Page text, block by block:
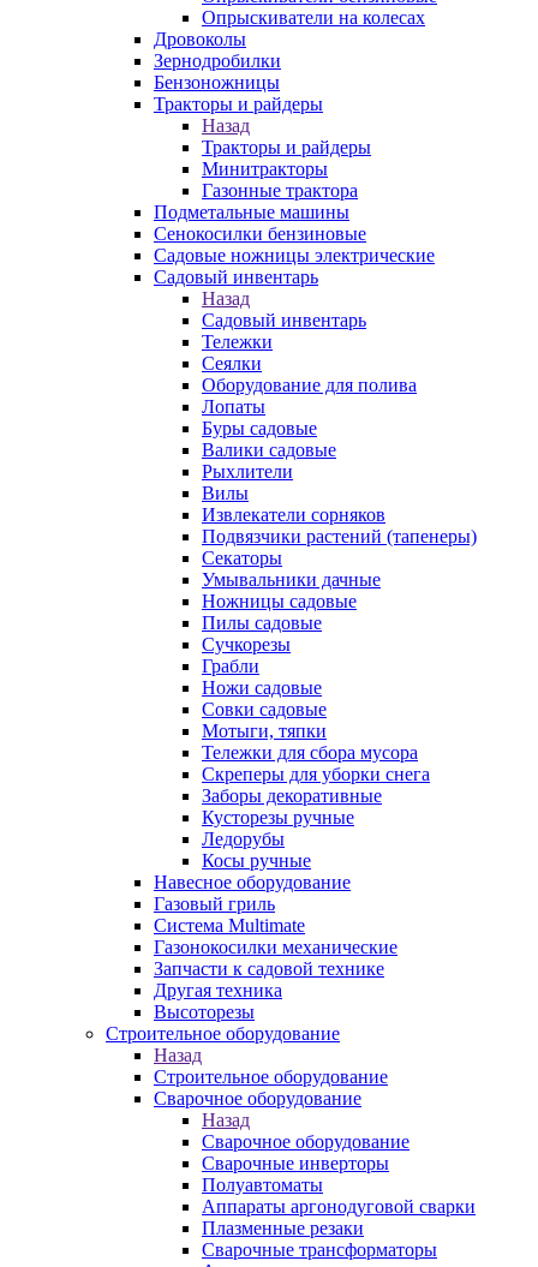
Опрыскиватели на колесах
Дровоколы
Зернодробилки
Бензоножницы
Тракторы и райдеры
Назад
Тракторы и райдеры
Минитракторы
Газонные трактора
Подметальные машины
Сенокосилки бензиновые
Садовые ножницы электрические
Садовый инвентарь
Назад
Садовый инвентарь
Тележки
Сеялки
Оборудование для полива
Лопаты
Буры садовые
Валики садовые
Рыхлители
Вилы
Извлекатели сорняков
Подвязчики растений (тапенеры)
Секаторы
Умывальники дачные
Ножницы садовые
Пилы садовые
Сучкорезы
Грабли
Ножи садовые
Совки садовые
Мотыги, тяпки
Тележки для сбора мусора
Скреперы для уборки снега
Заборы декоративные
Кусторезы ручные
Ледорубы
Косы ручные
Навесное оборудование
Газовый гриль
Система Multimate
Газонокосилки механические
Запчасти к садовой технике
Другая техника
Высоторезы
Строительное оборудование
Назад
Строительное оборудование
Сварочное оборудование
Назад
Сварочное оборудование
Сварочные инверторы
Полуавтоматы
Аппараты аргонодуговой сварки
Плазменные резаки
Сварочные трансформаторы